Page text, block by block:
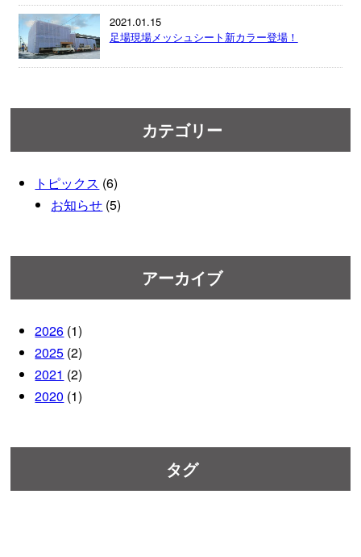
2021.01.15
足場現場メッシュシート新カラー登場！
カテゴリー
トピックス (6)
お知らせ (5)
アーカイブ
2026 (1)
2025 (2)
2021 (2)
2020 (1)
タグ